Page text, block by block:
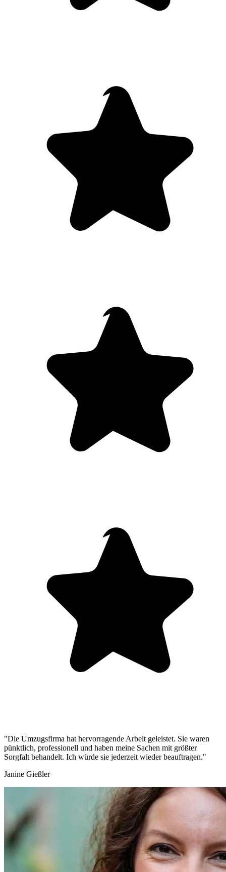
"Die Umzugsfirma hat hervorragende Arbeit geleistet. Sie waren
pünktlich, professionell und haben meine Sachen mit größter
Sorgfalt behandelt. Ich würde sie jederzeit wieder beauftragen."
Janine Gießler